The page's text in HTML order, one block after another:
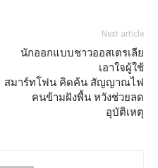
Next article
นักออกแบบชาวออสเตรเลีย
เอาใจผู้ใช้
สมาร์ทโฟน คิดค้น สัญญาณไฟ
คนข้ามฝังพื้น หวังช่วยลด
อุบัติเหตุ